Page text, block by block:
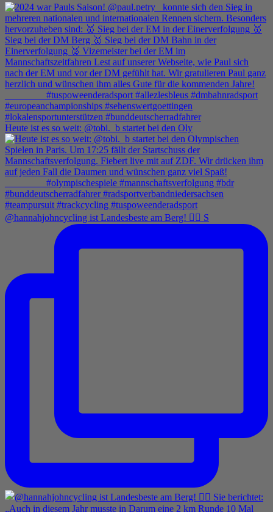
Heute ist es so weit: @tobi._b startet bei den Oly
@hannahjohncycling ist Landesbeste am Berg! 🚵‍♀️ S